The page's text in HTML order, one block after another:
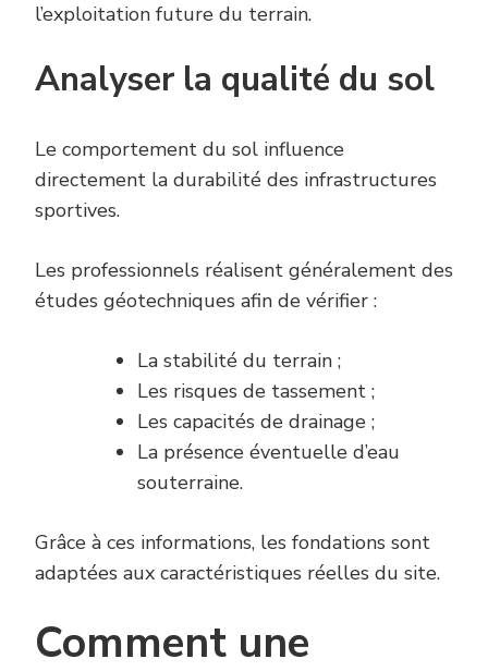
l’exploitation future du terrain.
Analyser la qualité du sol
Le comportement du sol influence
directement la durabilité des infrastructures
sportives.
Les professionnels réalisent généralement des
études géotechniques afin de vérifier :
La stabilité du terrain ;
Les risques de tassement ;
Les capacités de drainage ;
La présence éventuelle d’eau
souterraine.
Grâce à ces informations, les fondations sont
adaptées aux caractéristiques réelles du site.
Comment une